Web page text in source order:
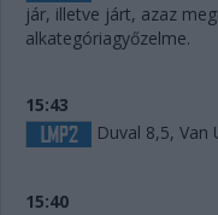
jár, illetve járt, azaz
alkategóriagyőzelme.
15:43
Duval 8,5,
15:40